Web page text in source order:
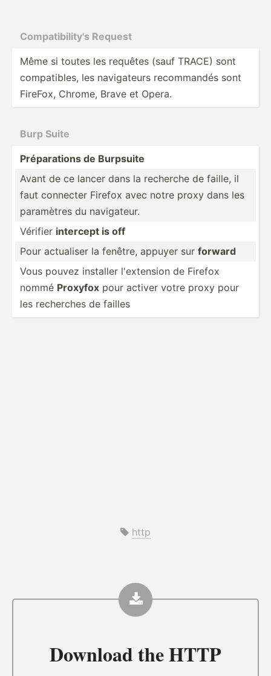
Compat­ibi­lity's Request
Même si toutes les requêtes (sauf TRACE) sont
compat­ibles, les naviga­teurs recomm­andés sont
FireFox, Chrome, Brave et Opera.
Burp Suite
Prépar­ations de Burpsuite
Avant de ce lancer dans la recherche de faille, il
faut connecter Firefox avec notre proxy dans les
paramètres du naviga­teur.
Vérifier intercept is off
Pour actualiser la fenêtre, appuyer sur forward
Vous pouvez installer l'exte­nsion de Firefox
nommé Proxyfox pour activer votre proxy pour
les recherches de failles
http
Download theHTTP